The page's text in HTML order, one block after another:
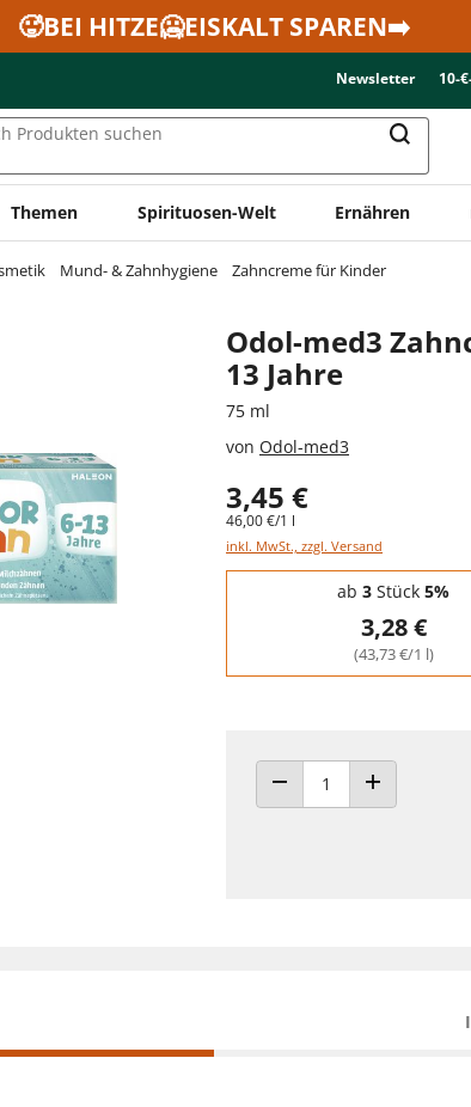
🥵BEI HITZE🥶EISKALT SPAREN➡️
Newsletter 10-
Produkten suchen
Themen Spirituosen-Welt Ernähren
Mund- & Zahnhygiene Zahncreme für Kinder
Odol-med3
13 Jahre
75 ml
von Odol-med3
3,45 €
46,00 €/1 l
inkl. MwSt., zzgl. Versand
Staffelpreise - Mengenrabatt
ab 3 Stück 5%
3,28 €
(43,73 €/1 l)
ANZAHL VERRINGERN
ANZAHL